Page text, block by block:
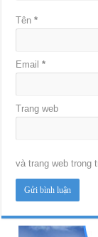
Tên*
Email*
Trang web
và trang web trong